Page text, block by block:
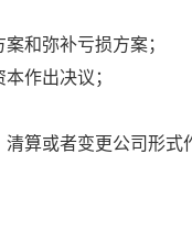
和弥补亏损方案；
作出决议；
清算或者变更公司形式